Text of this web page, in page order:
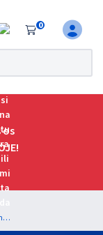
0
os
AL MS - Assembleia Legislativa de Mato Grosso do Sul - Analista Legislativo - Contador